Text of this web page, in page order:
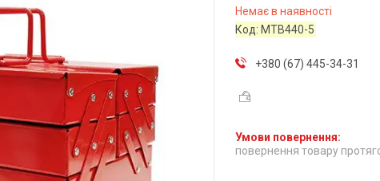
Немає в наявності
Код: MTB440-5
+380 (67) 445-34-31
повернення товару